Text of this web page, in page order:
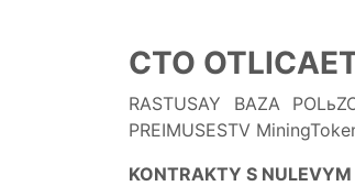
CTO
RASTUSAY BAZA
PREIMUSESTV
KONTRAKTY S